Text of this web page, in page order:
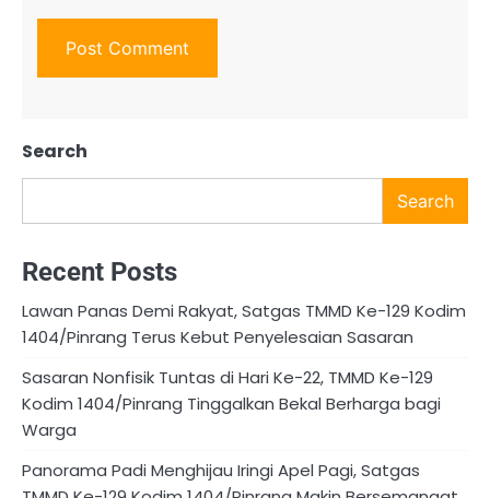
Search
Search
Recent Posts
Lawan Panas Demi Rakyat, Satgas TMMD Ke-129 Kodim
1404/Pinrang Terus Kebut Penyelesaian Sasaran
Sasaran Nonfisik Tuntas di Hari Ke-22, TMMD Ke-129
Kodim 1404/Pinrang Tinggalkan Bekal Berharga bagi
Warga
Panorama Padi Menghijau Iringi Apel Pagi, Satgas